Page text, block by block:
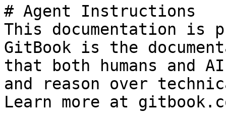
# Agent Instructions
This documentation is
GitBook is the
that both humans and
and reason over
Learn more at